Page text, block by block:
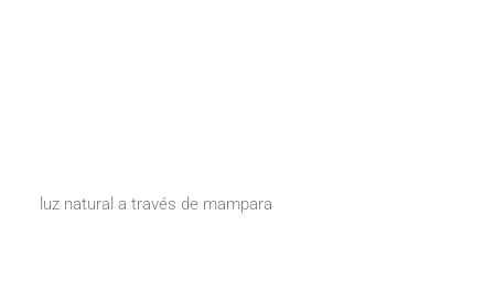
luz natural a través de mampara